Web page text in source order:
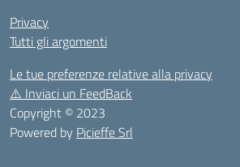
Privacy
Tutti gli argomenti
Le tue preferenze relative alla privacy
⚠️ Inviaci un FeedBack
Copyright © 2023
Powered by Picieffe Srl